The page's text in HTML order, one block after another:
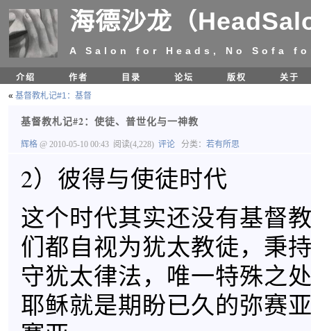
海德沙龙（
A Salon for Heads, No Sofa
介绍 作者 目录 论坛 版权
关于
« 基督教札记#1：基督
基督教札记#2：使徒、普世化与一神教
辉格 @ 2010-05-10 00:43 阅读(4,228) 评论 分类： 若有所思
2）彼得与使徒时代
这个时代其实还没有基督
们都自视为犹太教徒，秉
守犹太律法，唯一特殊之
耶稣就是期盼已久的弥赛